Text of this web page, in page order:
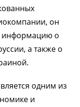
он
информацию о
а также о
одним из
и